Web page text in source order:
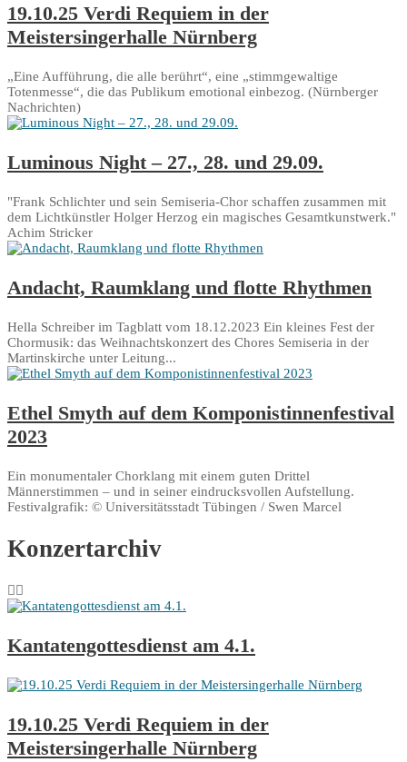
19.10.25 Verdi Requiem in der
Meistersingerhalle Nürnberg
„Eine Aufführung, die alle berührt“, eine „stimmgewaltige
Totenmesse“, die das Publikum emotional einbezog. (Nürnberger
Nachrichten)
Luminous Night – 27., 28. und 29.09.
"Frank Schlichter und sein Semiseria-Chor schaffen zusammen mit
dem Lichtkünstler Holger Herzog ein magisches Gesamtkunstwerk."
Achim Stricker
Andacht, Raumklang und flotte Rhythmen
Hella Schreiber im Tagblatt vom 18.12.2023 Ein kleines Fest der
Chormusik: das Weihnachtskonzert des Chores Semiseria in der
Martinskirche unter Leitung...
Ethel Smyth auf dem Komponistinnenfestival
2023
Ein monumentaler Chorklang mit einem guten Drittel
Männerstimmen – und in seiner eindrucksvollen Aufstellung.
Festivalgrafik: © Universitätsstadt Tübingen / Swen Marcel
Konzertarchiv
Kantatengottesdienst am 4.1.
19.10.25 Verdi Requiem in der
Meistersingerhalle Nürnberg